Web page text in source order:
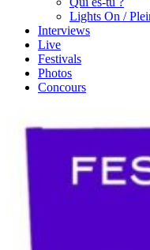
Lights On /
Interviews
Live
Festivals
Photos
Concours